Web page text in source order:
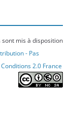
mis à disposition
- Pas
2.0 France